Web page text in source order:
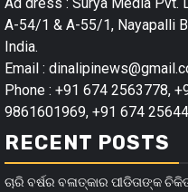
A-54/1 & A-55/1, Nayapalli
India.
Email :
Phone : +91 674 2563778,
9861601969, +91 674
RECENT POSTS
ଚାରି ବର୍ଷର ବଳାତ୍କାର ପୀଡିତାଙ୍କ